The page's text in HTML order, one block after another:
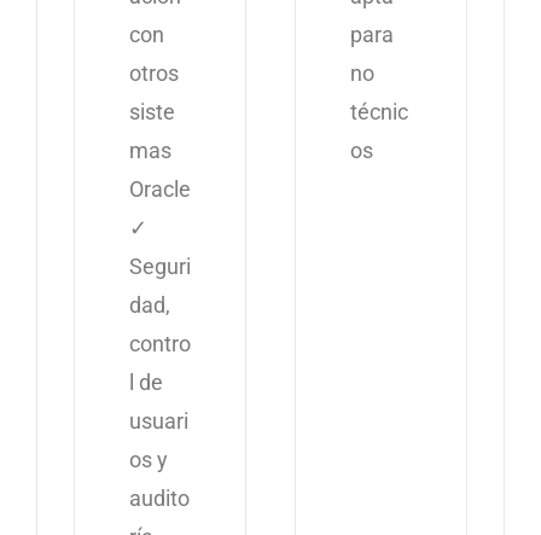
con
otros
siste
mas
Oracle
✓
Seguri
dad,
contro
l de
usuari
os y
audito
para
no
técnic
os